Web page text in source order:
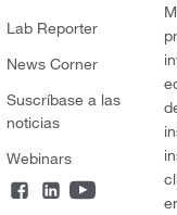
Lab Reporter
News Corner
Suscríbase a las
noticias
Webinars